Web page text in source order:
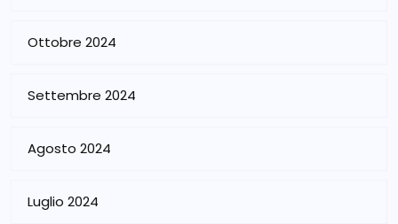
Ottobre 2024
Settembre 2024
Agosto 2024
Luglio 2024